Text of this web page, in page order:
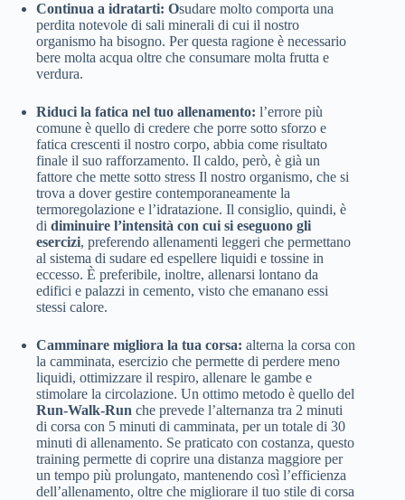
Continua a idratarti: Osudare molto comporta una
perdita notevole di sali minerali di cui il nostro
organismo ha bisogno. Per questa ragione è necessario
bere molta acqua oltre che consumare molta frutta e
verdura.
Riduci la fatica nel tuo allenamento: l’errore più
comune è quello di credere che porre sotto sforzo e
fatica crescenti il nostro corpo, abbia come risultato
finale il suo rafforzamento. Il caldo, però, è già un
fattore che mette sotto stress Il nostro organismo, che si
trova a dover gestire contemporaneamente la
termoregolazione e l’idratazione. Il consiglio, quindi, è
di diminuire l’intensità con cui si eseguono gli
esercizi, preferendo allenamenti leggeri che permettano
al sistema di sudare ed espellere liquidi e tossine in
eccesso. È preferibile, inoltre, allenarsi lontano da
edifici e palazzi in cemento, visto che emanano essi
stessi calore.
Camminare migliora la tua corsa: alterna la corsa con
la camminata, esercizio che permette di perdere meno
liquidi, ottimizzare il respiro, allenare le gambe e
stimolare la circolazione. Un ottimo metodo è quello del
Run-Walk-Run che prevede l’alternanza tra 2 minuti
di corsa con 5 minuti di camminata, per un totale di 30
minuti di allenamento. Se praticato con costanza, questo
training permette di coprire una distanza maggiore per
un tempo più prolungato, mantenendo così l’efficienza
dell’allenamento, oltre che migliorare il tuo stile di corsa